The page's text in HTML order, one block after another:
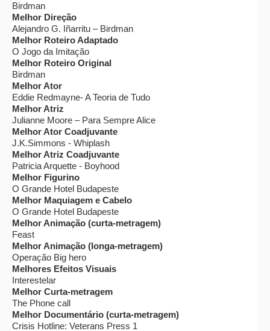
Birdman
Melhor Direção
Alejandro G. Iñarritu – Birdman
Melhor Roteiro Adaptado
O Jogo da Imitação
Melhor Roteiro Original
Birdman
Melhor Ator
Eddie Redmayne- A Teoria de Tudo
Melhor Atriz
Julianne Moore – Para Sempre Alice
Melhor Ator Coadjuvante
J.K.Simmons - Whiplash
Melhor Atriz Coadjuvante
Patricia Arquette - Boyhood
Melhor Figurino
O Grande Hotel Budapeste
Melhor Maquiagem e Cabelo
O Grande Hotel Budapeste
Melhor Animação (curta-metragem)
Feast
Melhor Animação (longa-metragem)
Operação Big hero
Melhores Efeitos Visuais
Interestelar
Melhor Curta-metragem
The Phone call
Melhor Documentário (curta-metragem)
Crisis Hotline: Veterans Press 1